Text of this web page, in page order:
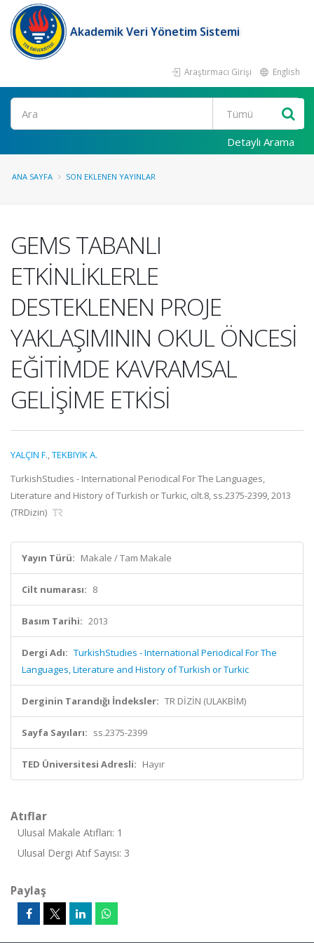
Akademik Veri Yönetim Sistemi
Araştırmacı Girişi English
Ara
Detaylı Arama
ANA SAYFA SON EKLENEN YAYINLAR
GEMS TABANLI
ETKİNLİKLERLE
DESTEKLENEN PROJE
YAKLAŞIMININ OKUL ÖNCESİ
EĞİTİMDE KAVRAMSAL
GELİŞİME ETKİSİ
YALÇIN F.,TEKBIYIK A.
TurkishStudies - International Periodical For The Languages,
Literature and History of Turkish or Turkic, cilt.8, ss.2375-2399, 2013
(TRDizin)
Yayın Türü: Makale / Tam Makale
Cilt numarası: 8
Basım Tarihi: 2013
Dergi Adı: TurkishStudies - International Periodical For The
Languages, Literature and History of Turkish or Turkic
Derginin Tarandığı İndeksler: TR DİZİN (ULAKBİM)
Sayfa Sayıları: ss.2375-2399
TED Üniversitesi Adresli: Hayır
Atıflar
Ulusal Makale Atıfları: 1
Ulusal Dergi Atıf Sayısı: 3
Paylaş